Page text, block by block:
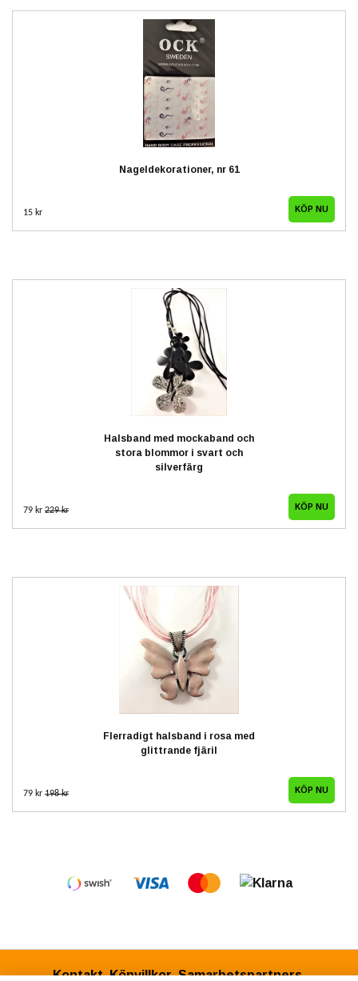
Nageldekorationer, nr 61
15 kr
Halsband med mockaband och
stora blommor i svart och
silverfärg
79 kr 229 kr
Flerradigt halsband i rosa med
glittrande fjäril
79 kr 198 kr
Kontakt Köpvillkor Samarbetspartners